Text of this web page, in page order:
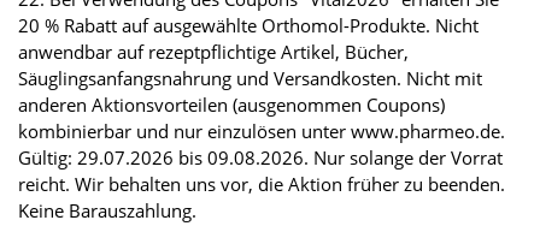
20 % Rabatt auf ausgewählte Orthomol-Produkte. Nicht
anwendbar auf rezeptpflichtige Artikel, Bücher,
Säuglingsanfangsnahrung und Versandkosten. Nicht mit
anderen Aktionsvorteilen (ausgenommen Coupons)
kombinierbar und nur einzulösen unter www.pharmeo.de.
Gültig: 29.07.2026 bis 09.08.2026. Nur solange der Vorrat
reicht. Wir behalten uns vor, die Aktion früher zu beenden.
Keine Barauszahlung.